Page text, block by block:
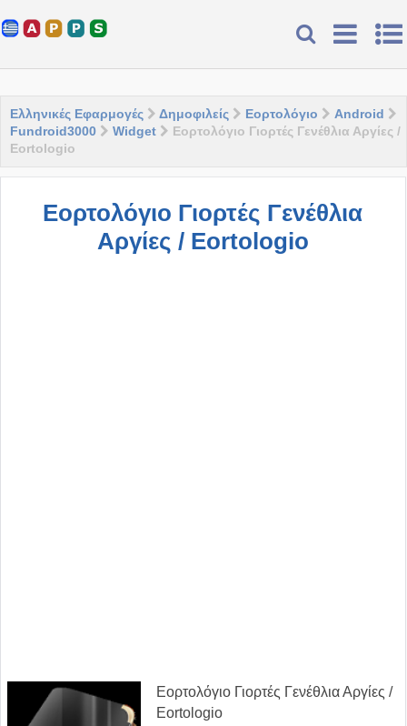
Ελληνικές Εφαρμογές Δημοφιλείς Εορτολόγιο
Android
Fundroid3000
Widget
Εορτολόγιο Γιορτές Γενέθλια Αργίες /
Eortologio
Εορτολόγιο Γιορτές Γενέθλια
Αργίες / Eortologio
Εορτολόγιο Γιορτές Γενέθλια Αργίες /
Eortologio